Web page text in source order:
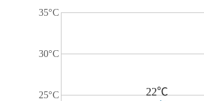
35°C
30°C
25°C 22℃